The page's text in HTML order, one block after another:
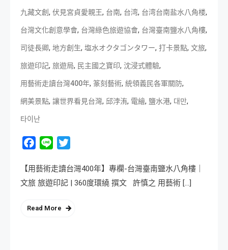
九藏文創 , 伏見宮貞愛親王, 台南, 台湾, 台湾台南盐水八角楼,
台灣文化創意學會, 台灣綠色旅遊協會, 台灣臺南鹽水八角樓,
司徒長卿, 地方創生, 塩水オクタゴンタワー, 打卡景點, 文旅,
旅遊印記, 旅遊局, 民主國之寶印, 沈浸式體驗,
用藝術走讀台灣400年, 篆刻藝術, 統領義民各軍關防,
網美景點, 讓世界看見台灣, 邱浡洧, 電繪, 鹽水港, 대만,
타이난
Facebook
Line
【用藝術走讀台灣400年】專欄-台灣臺南鹽水八角樓｜
文旅 旅遊印記 | 360度環繞 撰文 許慎之 用藝術 […]
Read More